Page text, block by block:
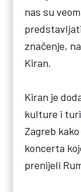
nas su
značenje,
Kiran.
Kiran je
kulture i
Zagreb
koncerta
prenijeli